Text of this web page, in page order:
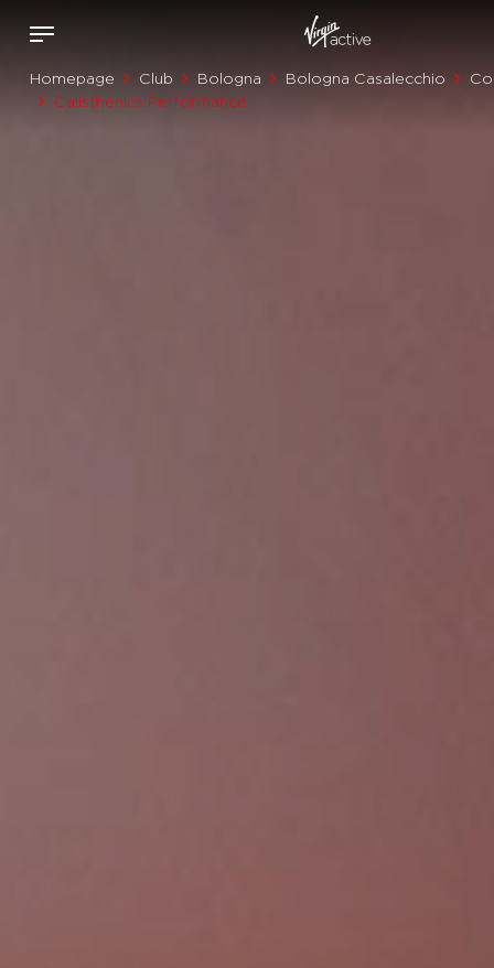
Homepage Club Bologna Bologna Casalecchio
Calisthenics Performance